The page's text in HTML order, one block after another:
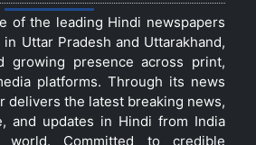
of the leading Hindi newspapers
Uttar Pradesh and Uttarakhand,
growing presence across print,
platforms. Through its news
delivers the latest breaking news,
and updates in Hindi from India
Committed to credible